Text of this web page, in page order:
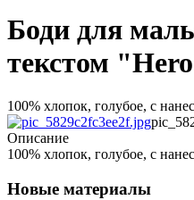
Боди для
текстом
100% хлопок, голубое, с
Описание
100% хлопок, голубое, с
Новые материалы